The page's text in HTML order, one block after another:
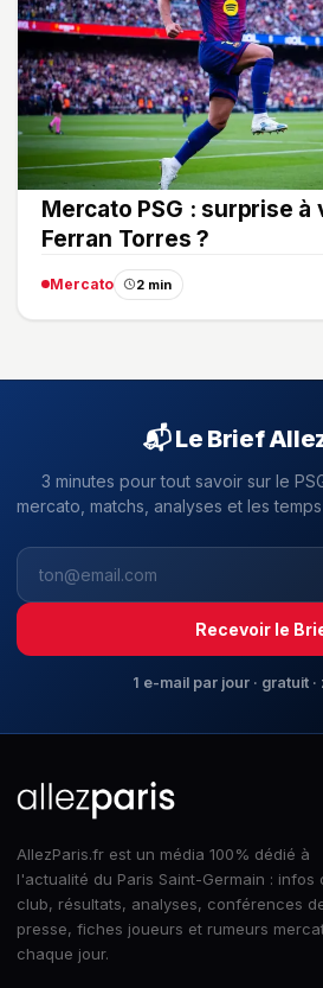
Mercato PSG : surprise à
Ferran Torres ?
Mercato 2 min
📬 Le Brief
3 minutes pour tout savoir sur le
mercato, matchs, analyses et les
Recevoir le
1 e-mail par jour · gratuit
AllezParis.fr est un média 100% dédié à
l'actualité du Paris Saint-Germain : infos
club, résultats, analyses, conférences
presse, fiches joueurs et rumeurs
chaque jour.